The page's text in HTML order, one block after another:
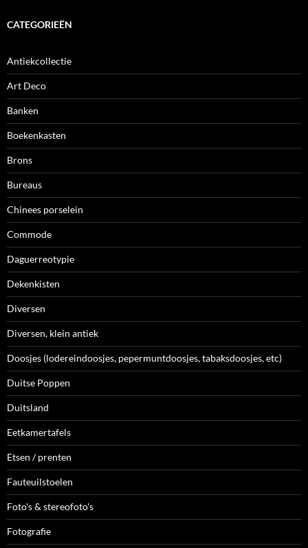
CATEGORIEËN
Antiekcollectie
Art Deco
Banken
Boekenkasten
Brons
Bureaus
Chinees porselein
Commode
Daguerreotypie
Dekenkisten
Diversen
Diversen, klein antiek
Doosjes (lodereindoosjes, pepermuntdoosjes, tabaksdoosjes, etc)
Duitse Poppen
Duitsland
Eetkamertafels
Etsen / prenten
Fauteuilstoelen
Foto's & stereofoto's
Fotografie